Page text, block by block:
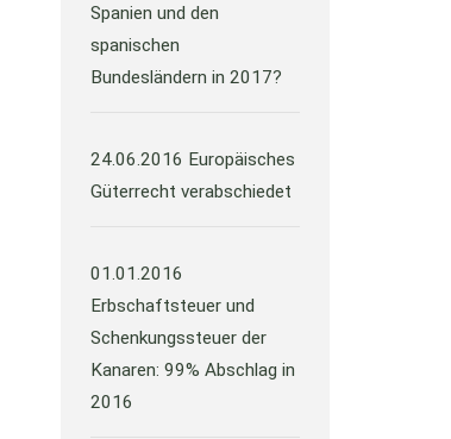
Spanien und den
spanischen
Bundesländern in 2017?
24.06.2016 Europäisches
Güterrecht verabschiedet
01.01.2016
Erbschaftsteuer und
Schenkungssteuer der
Kanaren: 99% Abschlag in
2016